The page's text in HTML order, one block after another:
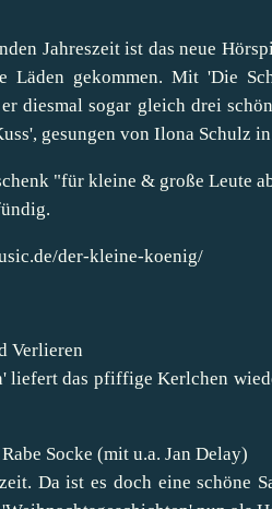
Jahreszeit ist das neue
Läden gekommen. Mit 'Die
diesmal sogar gleich drei
gesungen von Ilona Schulz
"für kleine & große Leute
der-kleine-koenig/
Verlieren
liefert das pfiffige Kerlchen
Socke (mit u.a. Jan Delay)
Da ist es doch eine schöne